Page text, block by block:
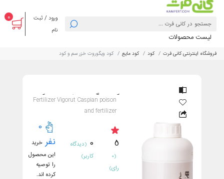
ورود / ثبت
نام
0
لیست محصولات
فروشگاه اینترنتی کانی فرت کود کود مایع کود ویگوروت خزر سم و کود
کود ویگوروت خزر سم و کود
Fertilizer Vigorut Caspian poison
and fertilizer
5
(0
رای)
0 (دیدگاه
کاربر)
0
نفر خرید
این محصول
را توصیه
کرده اند.